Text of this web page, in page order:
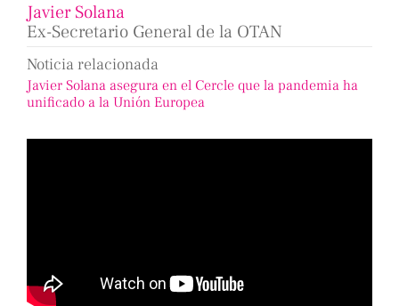
Javier Solana
Ex-Secretario General de la OTAN
Noticia relacionada
Javier Solana asegura en el Cercle que la pandemia ha
unificado a la Unión Europea